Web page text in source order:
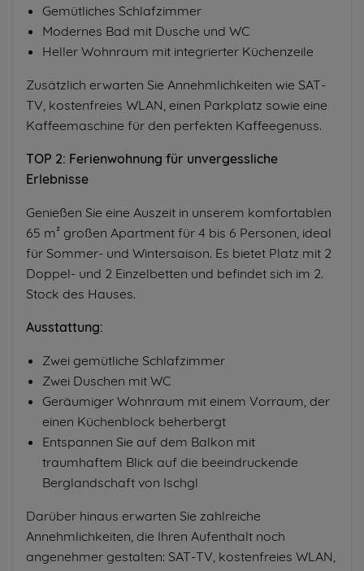
Gemütliches Schlafzimmer
Modernes Bad mit Dusche und WC
Heller Wohnraum mit integrierter Küchenzeile
Zusätzlich erwarten Sie Annehmlichkeiten wie SAT-
TV, kostenfreies WLAN, einen Parkplatz sowie eine
Kaffeemaschine für den perfekten Kaffeegenuss.
TOP 2: Ferienwohnung für unvergessliche
Erlebnisse
Genießen Sie eine Auszeit in unserem komfortablen
65 m² großen Apartment für 4 bis 6 Personen, ideal
für Sommer- und Wintersaison. Es bietet Platz mit 2
Doppel- und 2 Einzelbetten und befindet sich im 2.
Stock des Hauses.
Ausstattung:
Zwei gemütliche Schlafzimmer
Zwei Duschen mit WC
Geräumiger Wohnraum mit einem Vorraum, der
einen Küchenblock beherbergt
Entspannen Sie auf dem Balkon mit
traumhaftem Blick auf die beeindruckende
Berglandschaft von Ischgl
Darüber hinaus erwarten Sie zahlreiche
Annehmlichkeiten, die Ihren Aufenthalt noch
angenehmer gestalten: SAT-TV, kostenfreies WLAN,